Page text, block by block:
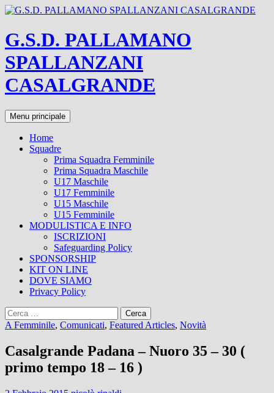
Vai
contenuto
G.S.D. PALLAMANO
SPALLANZANI
CASALGRANDE
Cerca
Menu principale
Home
Squadre
Prima Squadra Femminile
Prima Squadra Maschile
U17 Maschile
U17 Femminile
U15 Maschile
U15 Femminile
MODULISTICA E INFO
ISCRIZIONI
Safeguarding Policy
SPONSORSHIP
KIT ON LINE
DOVE SIAMO
Privacy Policy
Ricerca
per:
A Femminile, Comunicati, Featured Articles, Novità
Casalgrande Padana – Nuoro 35 – 30 (
primo tempo 18 – 16 )